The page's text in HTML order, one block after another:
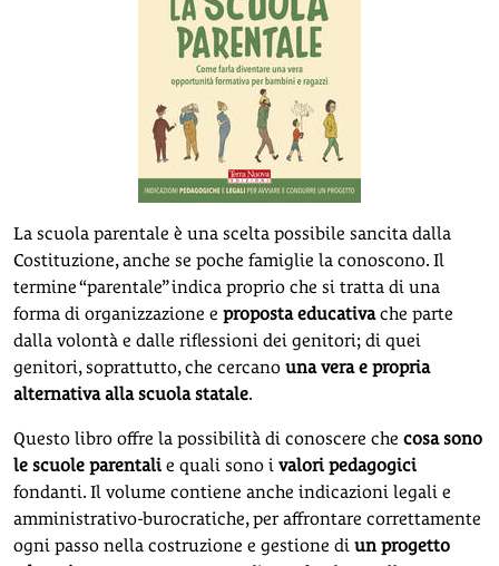
La scuola parentale è una scelta possibile sancita dalla
Costituzione, anche se poche famiglie la conoscono. Il
termine “parentale” indica proprio che si tratta di una
forma di organizzazione e proposta educativache parte
dalla volontà e dalle riflessioni dei genitori; di quei
genitori, soprattutto, che cercano una vera e propria
alternativa alla scuola statale.
Questo libro offre la possibilità di conoscere che cosa sono
le scuole parentali e quali sono i valori pedagogici
fondanti. Il volume contiene anche indicazioni legali e
amministrativo-burocratiche, per affrontare correttamente
ogni passo nella costruzione e gestione di un progetto